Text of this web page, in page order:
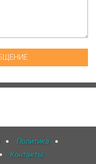
Политика
Контакты